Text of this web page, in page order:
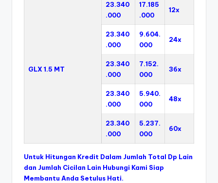
GLX 1.5 MT
23.340
.000
17.185
.000
12x
23.340
.000
9.604.
000
24x
23.340
.000
7.152.
000
36x
23.340
.000
5.940.
000
48x
23.340
.000
5.237.
000
60x
Untuk Hitungan Kredit Dalam Jumlah Total Dp Lain
dan Jumlah Cicilan Lain Hubungi Kami Siap
Membantu Anda Setulus Hati.